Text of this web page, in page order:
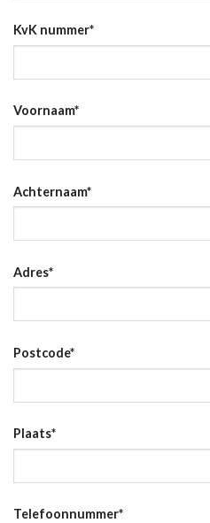
KvK nummer*
Voornaam*
Achternaam*
Adres*
Postcode*
Plaats*
Telefoonnummer*